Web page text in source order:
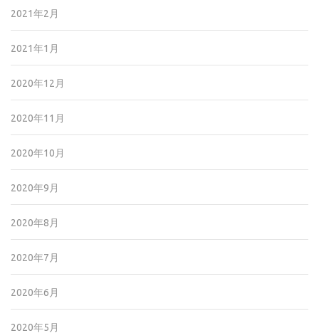
2021年2月
2021年1月
2020年12月
2020年11月
2020年10月
2020年9月
2020年8月
2020年7月
2020年6月
2020年5月